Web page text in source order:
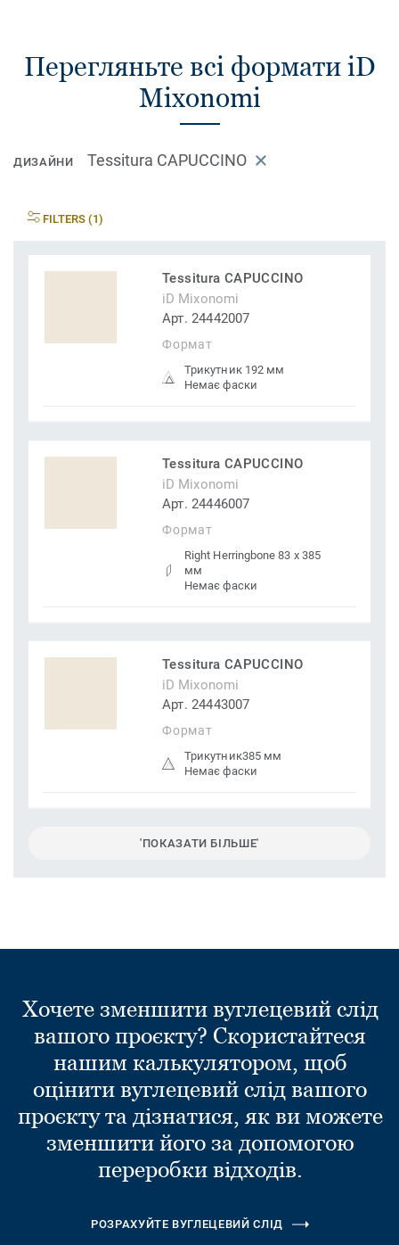
Перегляньте всі формати iD
Mixonomi
ДИЗАЙНИ Tessitura CAPUCCINO
FILTERS (1)
Tessitura CAPUCCINO
iD Mixonomi
Арт. 24442007
Формат
Трикутник 192 мм
Немає фаски
Tessitura CAPUCCINO
iD Mixonomi
Арт. 24446007
Формат
Right Herringbone 83 x 385
мм
Немає фаски
Tessitura CAPUCCINO
iD Mixonomi
Арт. 24443007
Формат
Трикутник385 мм
Немає фаски
'ПОКАЗАТИ БІЛЬШЕ'
Хочете зменшити вуглецевий слід
вашого проєкту? Скористайтеся
нашим калькулятором, щоб
оцінити вуглецевий слід вашого
проєкту та дізнатися, як ви можете
зменшити його за допомогою
переробки відходів.
РОЗРАХУЙТЕ ВУГЛЕЦЕВИЙ СЛІД